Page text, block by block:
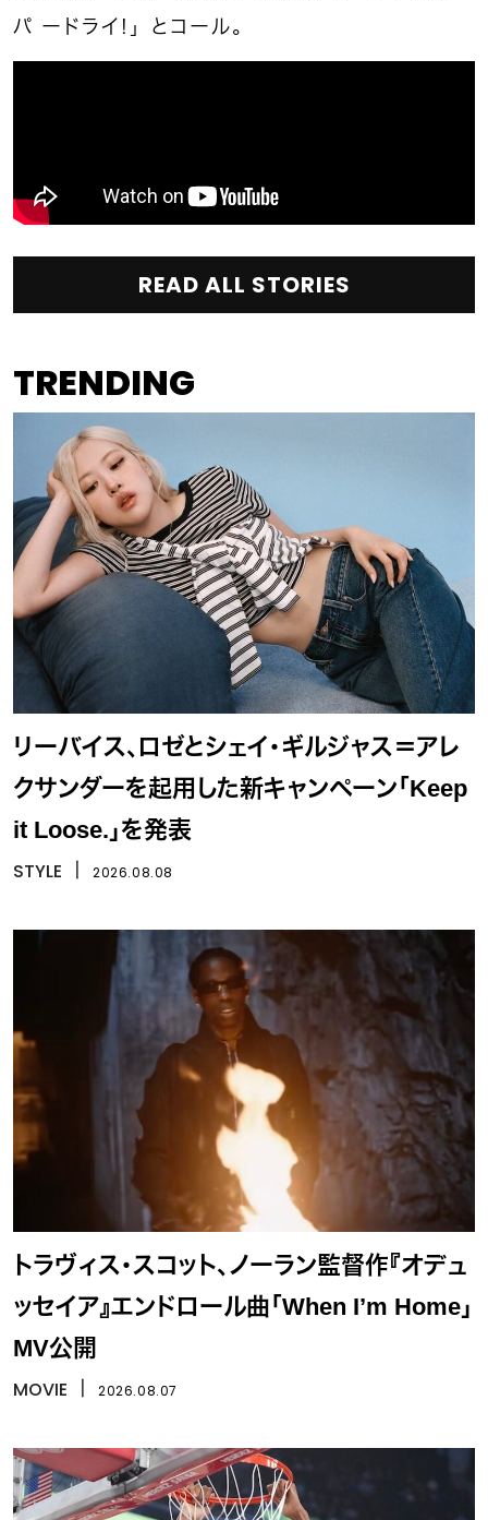
パ ードライ！」とコール。
READ ALL STORIES
TRENDING
リーバイス、ロゼとシェイ・ギルジャス＝アレ
クサンダーを起用した新キャンペーン「Keep
it Loose.」を発表
STYLE 2026.08.08
トラヴィス・スコット、ノーラン監督作『オデュ
ッセイア』エンドロール曲「When I’m Home」
MV公開
MOVIE 2026.08.07